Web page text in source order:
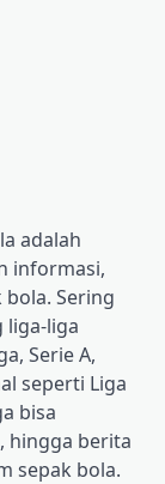
adalah
informasi,
Sering
liga-liga
Serie A,
seperti Liga
bisa
hingga berita
sepak bola.